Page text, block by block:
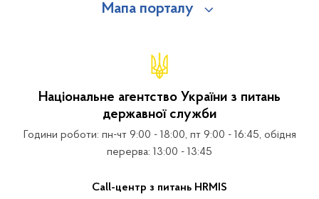
Мапа порталу
Національне агентство України з питань
державної служби
Години роботи: пн-чт 9:00 - 18:00, пт 9:00 - 16:45, обідня
перерва: 13:00 - 13:45
Call-центр з питань HRMIS